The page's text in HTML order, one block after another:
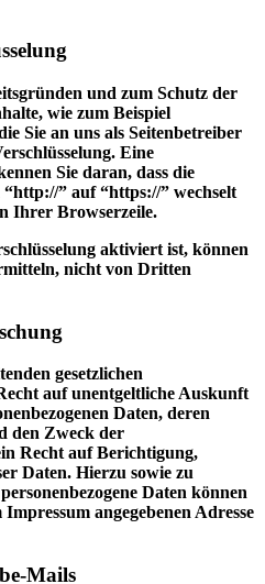
und zum Schutz der
wie zum Beispiel
Sie an uns als Seitenbetreiber
Eine
Sie daran, dass die
” auf “https://” wechselt
Ihrer Browserzeile.
aktiviert ist, können
nicht von Dritten
gesetzlichen
auf unentgeltliche Auskunft
Daten, deren
den Zweck der
Recht auf Berichtigung,
Daten. Hierzu sowie zu
Daten können
angegebenen Adresse
Mails